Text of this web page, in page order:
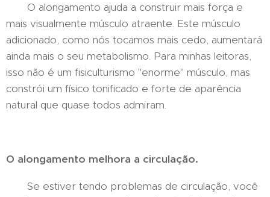
O alongamento ajuda a construir mais força e
mais visualmente músculo atraente. Este músculo
adicionado, como nós tocamos mais cedo, aumentará
ainda mais o seu metabolismo. Para minhas leitoras,
isso não é um fisiculturismo "enorme" músculo, mas
constrói um físico tonificado e forte de aparência
natural que quase todos admiram.
O alongamento melhora a circulação.
Se estiver tendo problemas de circulação, você